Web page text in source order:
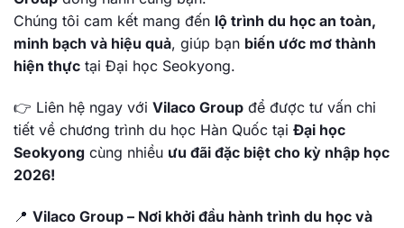
Chúng tôi cam kết mang đến lộ trình du học an toàn,
minh bạch và hiệu quả, giúp bạn biến ước mơ thành
hiện thực tại Đại học Seokyong.
👉 Liên hệ ngay với Vilaco Group để được tư vấn chi
tiết về chương trình du học Hàn Quốc tại Đại học
Seokyong cùng nhiều ưu đãi đặc biệt cho kỳ nhập học
2026!
📍 Vilaco Group – Nơi khởi đầu hành trình du học và